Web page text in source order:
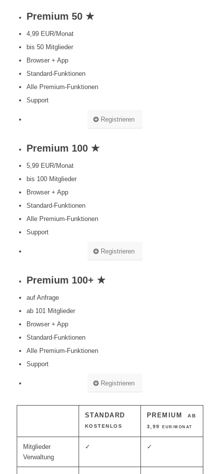
Premium 50 ★
4,99 EUR/Monat
bis 50 Mitglieder
Browser + App
Standard-Funktionen
Alle Premium-Funktionen
Support
Registrieren
Premium 100 ★
5,99 EUR/Monat
bis 100 Mitglieder
Browser + App
Standard-Funktionen
Alle Premium-Funktionen
Support
Registrieren
Premium 100+ ★
auf Anfrage
ab 101 Mitglieder
Browser + App
Standard-Funktionen
Alle Premium-Funktionen
Support
Registrieren
STANDARD
KOSTENLOS
PREMIUM
AB
3,99EUR/MONAT
Mitglieder
Verwaltung
✓ ✓